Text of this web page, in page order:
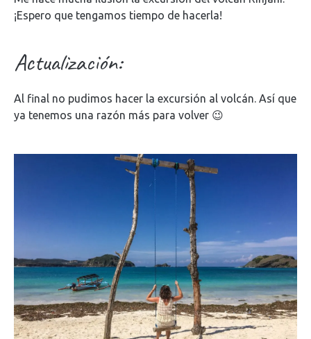
¡Espero que tengamos tiempo de hacerla!
Actualización:
Al final no pudimos hacer la excursión al volcán. Así que
ya tenemos una razón más para volver 😉